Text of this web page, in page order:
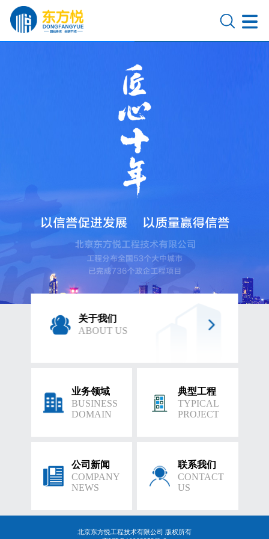
关于我们
ABOUT US
业务领域
BUSINESS
DOMAIN
典型工程
TYPICAL
PROJECT
公司新闻
COMPANY
NEWS
联系我们
CONTACT
US
北京东方悦工程技术有限公司 版权所有